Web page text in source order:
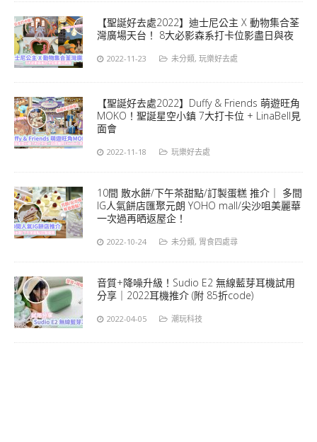
【聖誕好去處2022】迪士尼公主 X 動物集合荃
灣廣場天台！ 8大必影森系打卡位影盡日與夜
2022-11-23 未分類, 玩樂好去處
【聖誕好去處2022】Duffy & Friends 萌遊旺角
MOKO！聖誕星空小鎮 7大打卡位 + LinaBell見
面會
2022-11-18 玩樂好去處
10間 散水餅/下午茶甜點/訂製蛋糕 推介｜ 多間
IG人氣餅店匯聚元朗 YOHO mall/尖沙咀美麗華
一次過再晒返屋企！
2022-10-24 未分類, 胃食四處尋
音質+降噪升級！Sudio E2 無線藍芽耳機試用
分享｜2022耳機推介 (附 85折code)
2022-04-05 潮玩科技